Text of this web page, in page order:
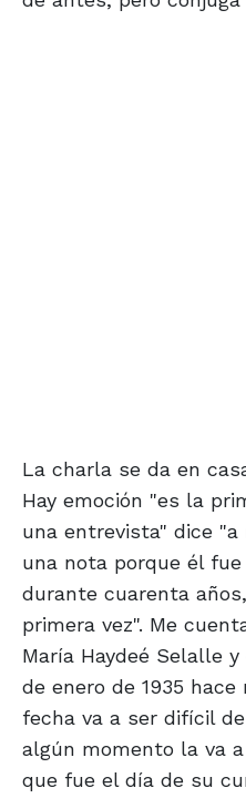
La charla se da en
Hay emoción "es la
una entrevista" dice
una nota porque él
durante cuarenta
primera vez". Me
María Haydeé Selalle
de enero de 1935 hace
fecha va a ser difícil
algún momento la va
que fue el día de su